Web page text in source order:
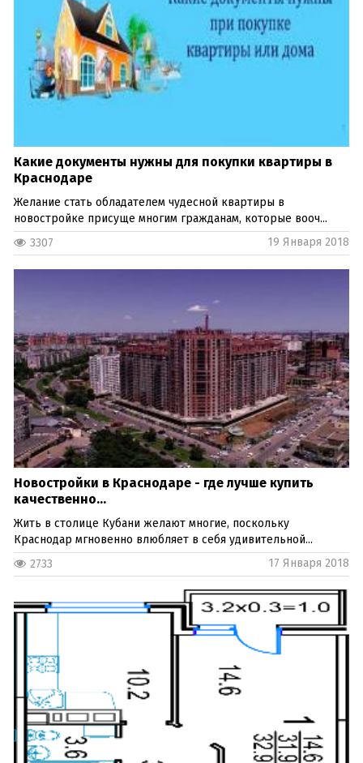
Какие документы нужны для покупки квартиры в
Краснодаре
Желание стать обладателем чудесной квартиры в
новостройке присуще многим гражданам, которые вооч...
3307
19 Января 2018
Новостройки в Краснодаре - где лучше купить
качественно...
Жить в столице Кубани желают многие, поскольку
Краснодар мгновенно влюбляет в себя удивительной...
2733
17 Января 2018